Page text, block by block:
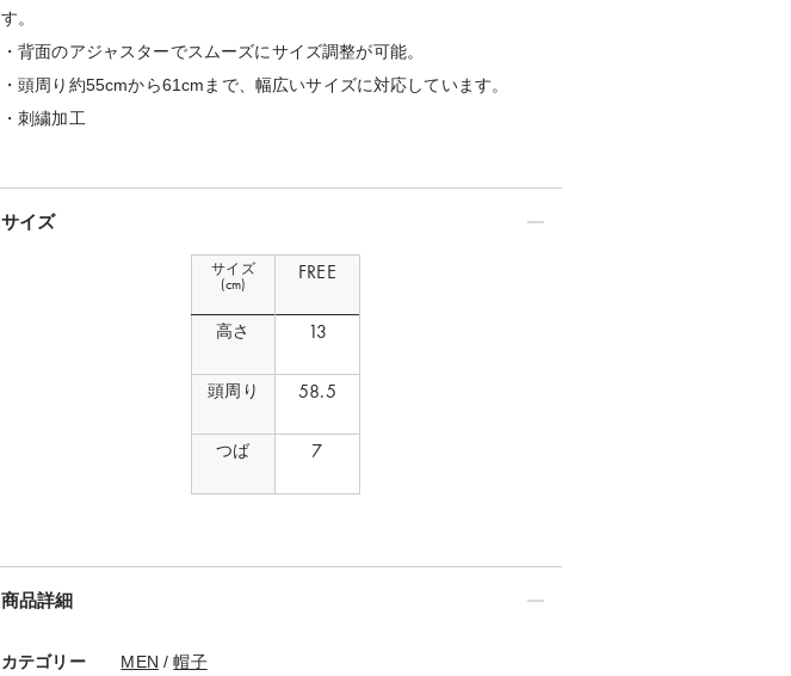
す。
・背面のアジャスターでスムーズにサイズ調整が可能。
・頭周り約55cmから61cmまで、幅広いサイズに対応しています。
・刺繍加工
サイズ
サイズ
(cm)
高さ
頭周り
つば
FREE
13
58.5
7
商品詳細
カテゴリー MEN /帽子